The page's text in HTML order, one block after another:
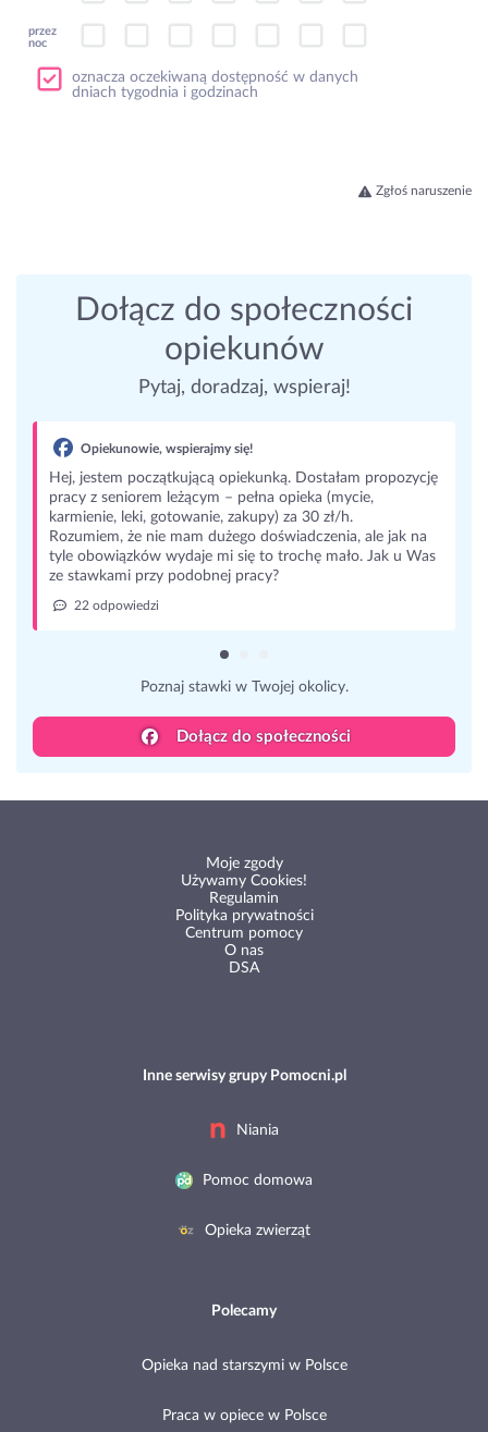
przez
noc
oznacza oczekiwaną dostępność w danych
dniach tygodnia i godzinach
Zgłoś naruszenie
Dołącz do społeczności
opiekunów
Pytaj, doradzaj, wspieraj!
Opiekunowie, wspierajmy się!
Hej, jestem początkującą opiekunką. Dostałam propozycję
pracy z seniorem leżącym – pełna opieka (mycie,
karmienie, leki, gotowanie, zakupy) za 30 zł/h.
Rozumiem, że nie mam dużego doświadczenia, ale jak na
tyle obowiązków wydaje mi się to trochę mało. Jak u Was
ze stawkami przy podobnej pracy?
22 odpowiedzi
Poznaj stawki w Twojej okolicy.
Dołącz do społeczności
Moje zgody
Używamy Cookies!
Regulamin
Polityka prywatności
Centrum pomocy
O nas
DSA
Inne serwisy grupy Pomocni.pl
Niania
Pomoc domowa
Opieka zwierząt
Polecamy
Opieka nad starszymi w Polsce
Praca w opiece w Polsce